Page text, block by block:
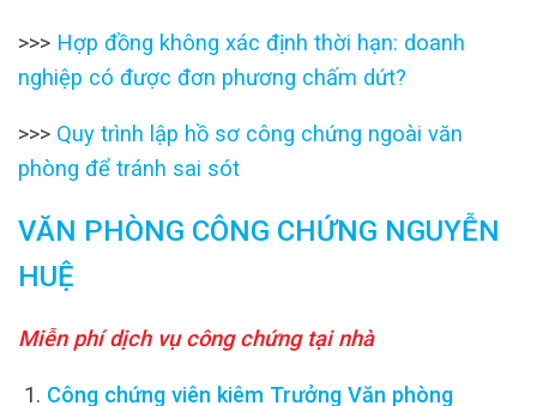
>>> Hợp đồng không xác định thời hạn: doanh
nghiệp có được đơn phương chấm dứt?
>>> Quy trình lập hồ sơ công chứng ngoài văn
phòng để tránh sai sót
VĂN PHÒNG CÔNG CHỨNG NGUYỄN
HUỆ
Miễn phí dịch vụ công chứng tại nhà
Công chứng viên kiêm Trưởng Văn phòng